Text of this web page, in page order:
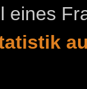
eines